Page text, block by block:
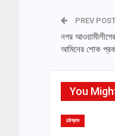
PREV
নগর
আমিনের শোক
You
চট্টগ্রাম